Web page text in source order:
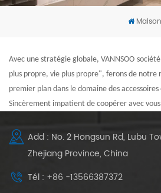
Maison
Avec une stratégie globale, VANNSOO
plus propre, vie plus propre", ferons de notre
premier plan dans le domaine des accessoires
Sincèrement impatient de coopérer avec
Add : No. 2 Hongsun Rd, Lubu
Zhejiang Province, China
Tél : +86 -13566387372